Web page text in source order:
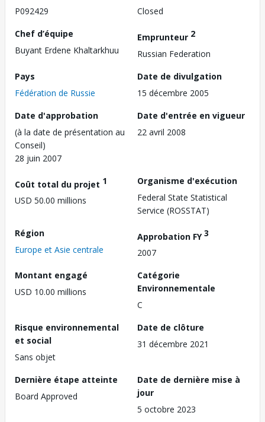
P092429
Closed
Chef d’équipe
Buyant Erdene Khaltarkhuu
Emprunteur 2
Russian Federation
Pays
Fédération de Russie
Date de divulgation
15 décembre 2005
Date d'approbation
(à la date de présentation au
Conseil)
28 juin 2007
Date d'entrée en vigueur
22 avril 2008
Coût total du projet 1
USD 50.00 millions
Organisme d'exécution
Federal State Statistical
Service (ROSSTAT)
Région
Europe et Asie centrale
Approbation FY3
2007
Montant engagé
USD 10.00 millions
Catégorie
Environnementale
C
Risque environnemental
et social
Sans objet
Date de clôture
31 décembre 2021
Dernière étape atteinte
Board Approved
Date de dernière mise à
jour
5 octobre 2023